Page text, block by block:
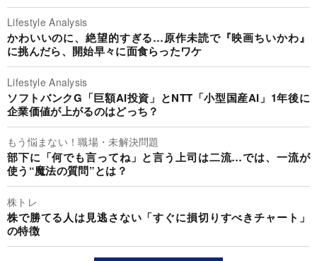
Lifestyle Analysis
かわいいのに、絶望的すぎる…原作未読で『映画ちいかわ』
に挑んだら、開始早々に面食らったワケ
Lifestyle Analysis
ソフトバンクG「巨額AI投資」とNTT「小型国産AI」1年後に
企業価値が上がるのはどっち？
もう悩まない！職場・未解決問題
部下に「何でも言ってね」と言う上司は二流…では、一流が
使う“魔法の質問”とは？
株トレ
株で勝てる人は見逃さない「すぐに損切りすべきチャート」
の特徴